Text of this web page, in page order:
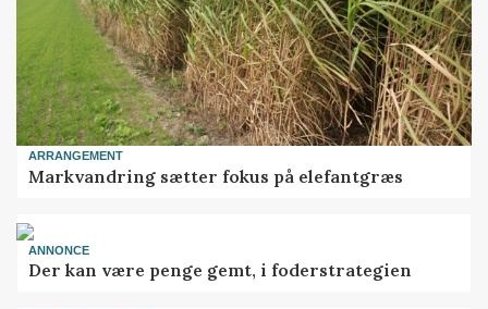
ARRANGEMENT
Markvandring sætter fokus på elefantgræs
ANNONCE
Der kan være penge gemt, i foderstrategien